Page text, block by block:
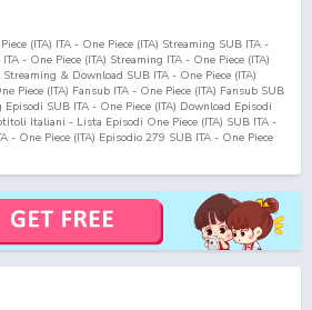
(ITA) ITA - One Piece (ITA) Streaming SUB ITA -
- One Piece (ITA) Streaming ITA - One Piece (ITA)
& Download SUB ITA - One Piece (ITA)
Piece (ITA) Fansub ITA - One Piece (ITA) Fansub SUB
Episodi SUB ITA - One Piece (ITA) Download Episodi
Italiani - Lista Episodi One Piece (ITA) SUB ITA -
- One Piece (ITA) Episodio 279 SUB ITA - One Piece